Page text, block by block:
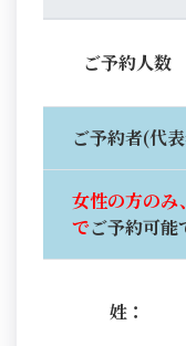
ご予約人数
ご予約者(代
女性の方のみ
でご予約可能
姓：